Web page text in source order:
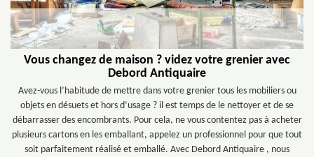
Vous changez de maison ? videz votre grenier avec
Debord Antiquaire
Avez-vous l’habitude de mettre dans votre grenier tous les mobiliers ou
objets en désuets et hors d’usage ? il est temps de le nettoyer et de se
débarrasser des encombrants. Pour cela, ne vous contentez pas à acheter
plusieurs cartons en les emballant, appelez un professionnel pour que tout
soit parfaitement réalisé et emballé. Avec Debord Antiquaire , nous